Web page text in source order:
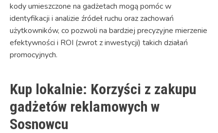
kody umieszczone na gadżetach mogą pomóc w
identyfikacji i analizie źródeł ruchu oraz zachowań
użytkowników, co pozwoli na bardziej precyzyjne mierzenie
efektywności i ROI (zwrot z inwestycji) takich działań
promocyjnych.
Kup lokalnie: Korzyści z zakupu
gadżetów reklamowych w
Sosnowcu